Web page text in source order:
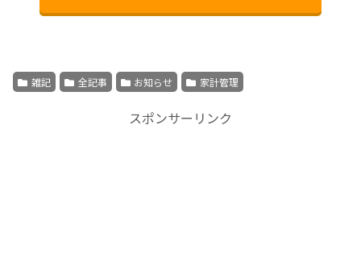
雑記 全記事 お知らせ 家計管理
スポンサーリンク